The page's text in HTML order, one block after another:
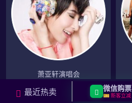
萧亚轩演唱会
最近热卖 微信购票
🎫 新客立减